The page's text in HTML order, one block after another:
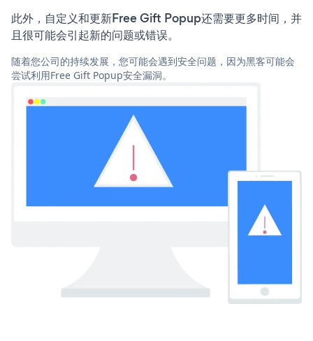
此外，自定义和更新Free Gift Popup还需要更多时间，并
且很可能会引起新的问题或错误。
随着您公司的持续发展，您可能会遇到安全问题，因为黑客可能会
尝试利用Free Gift Popup安全漏洞。